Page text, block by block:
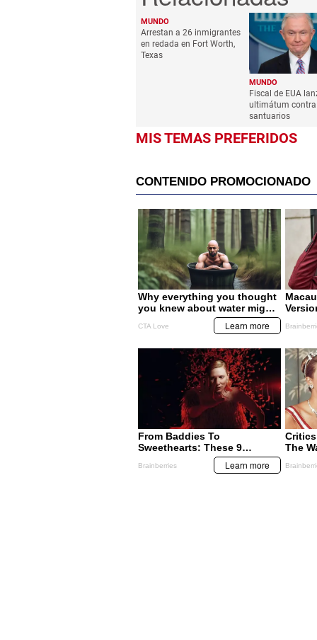
MUNDO
Arrestan a 26 inmigrantes
en redada en Fort Worth,
Texas
MUNDO
Fiscal de EUA
ultimátum
santuarios
MIS TEMAS PREFERIDOS